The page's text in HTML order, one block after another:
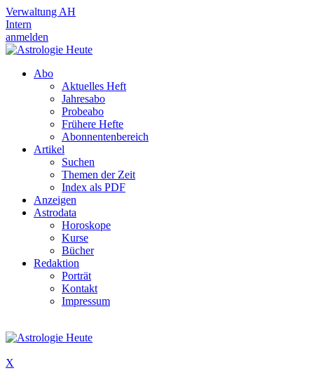
Verwaltung AH
Intern
anmelden
Abo
Aktuelles Heft
Jahresabo
Probeabo
Frühere Hefte
Abonnentenbereich
Artikel
Suchen
Themen der Zeit
Index als PDF
Anzeigen
Astrodata
Horoskope
Kurse
Bücher
Redaktion
Porträt
Kontakt
Impressum
X